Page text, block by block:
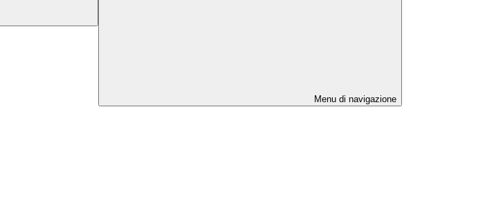
Menu di navigazione